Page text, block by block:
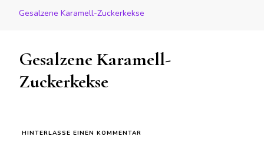
Gesalzene Karamell-Zuckerkekse
Gesalzene Karamell-
Zuckerkekse
HINTERLASSE EINEN KOMMENTAR